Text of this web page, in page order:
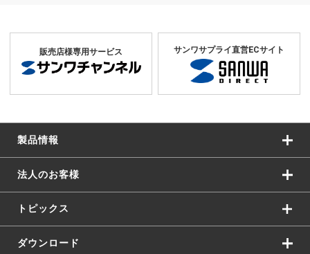
販売店様専用サービス サンワサプライ直営ECサイト
製品情報
法人のお客様
トピックス
ダウンロード